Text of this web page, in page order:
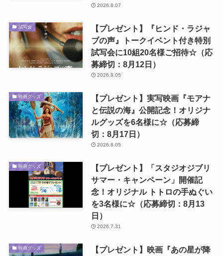
2026.8.07
試写会
【プレゼント】『ヒンド・ラジャ
ブの声』トークイベント付き特別
試写会に10組20名様ご招待☆（応
募締切：8月12日）
2026.8.05
映画グッズ
【プレゼント】実写映画『モアナ
と伝説の海』公開記念！オリジナ
ルグッズを6名様に☆（応募締
切：8月17日）
2026.8.05
映画グッズ
【プレゼント】「スタジオジブリ
サマー・キャンペーン」開催記
念！オリジナル トトロの手ぬぐい
を3名様に☆（応募締切：8月13
日）
2026.7.31
映画グッズ
【プレゼント】映画『あの星が降